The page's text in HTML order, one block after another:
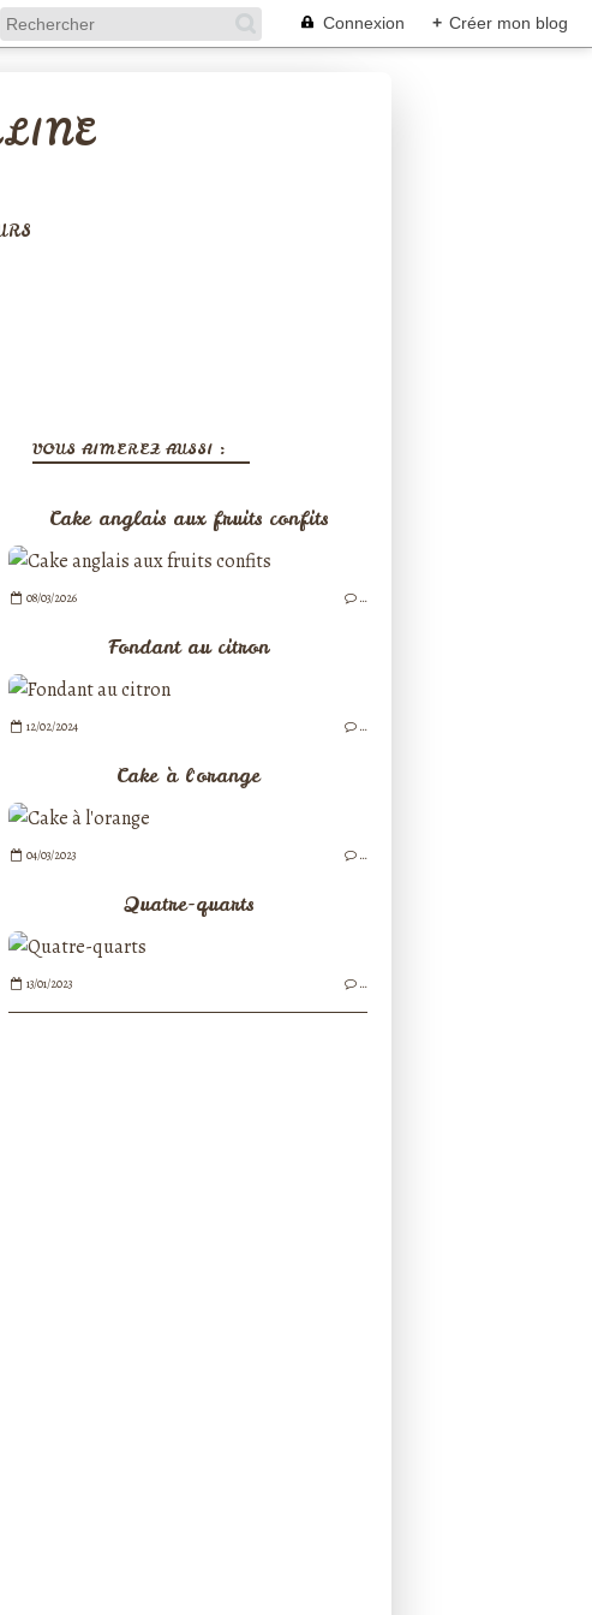
Connexion + Créer mon blog
VOUS AIMEREZ AUSSI :
Cake anglais aux fruits confits
08/03/2026 …
Fondant au citron
12/02/2024 …
Cake à l'orange
04/03/2023 …
Quatre-quarts
13/01/2023 …